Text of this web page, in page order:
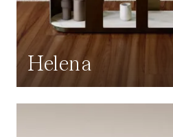
Helena